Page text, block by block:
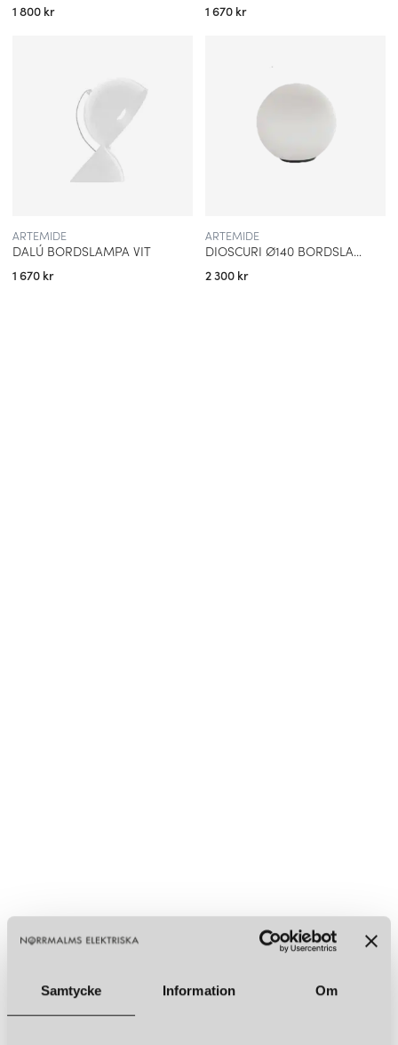
Samtycke Information Om
1 800 kr
1 670 kr
ARTEMIDE
DALÚ BORDSLAMPA VIT
1 670 kr
ARTEMIDE
DIOSCURI Ø140 BORDSLAMPA
2 300 kr